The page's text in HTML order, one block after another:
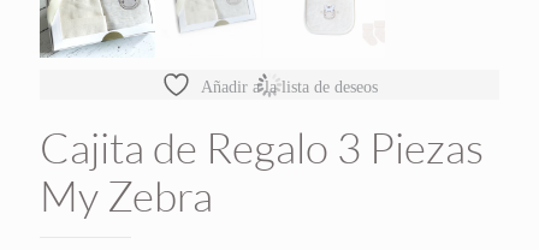
Añadir a la lista de deseos
Cajita de Regalo 3 Piezas
My Zebra